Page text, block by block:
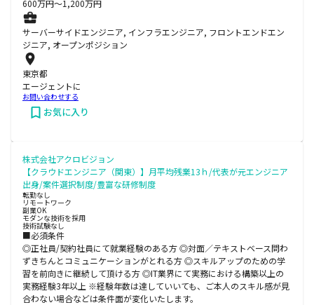
600万円〜1,200万円
サーバーサイドエンジニア, インフラエンジニア, フロントエンドエン
ジニア, オープンポジション
東京都
エージェントに
お問い合わせする
お気に入り
株式会社アクロビジョン
【クラウドエンジニア（関東）】月平均残業13ｈ/代表が元エンジニア
出身/案件選択制度/豊富な研修制度
転勤なし
リモートワーク
副業OK
モダンな技術を採用
技術試験なし
■必須条件
◎正社員/契約社員にて就業経験のある方 ◎対面／テキストベース問わ
ずきちんとコミュニケーションがとれる方 ◎スキルアップのための学
習を前向きに継続して頂ける方 ◎IT業界にて実務における構築以上の
実務経験3年以上 ※経験年数は達していいても、ご本人のスキル感が見
合わない場合などは条件面が変化いたします。